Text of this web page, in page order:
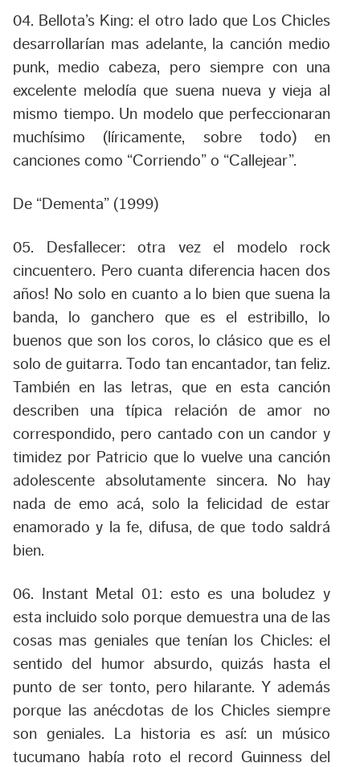
04. Bellota’s King: el otro lado que Los Chicles
desarrollarían mas adelante, la canción medio
punk, medio cabeza, pero siempre con una
excelente melodía que suena nueva y vieja al
mismo tiempo. Un modelo que perfeccionaran
muchísimo (líricamente, sobre todo) en
canciones como “Corriendo” o “Callejear”.
De “Dementa” (1999)
05. Desfallecer: otra vez el modelo rock
cincuentero. Pero cuanta diferencia hacen dos
años! No solo en cuanto a lo bien que suena la
banda, lo ganchero que es el estribillo, lo
buenos que son los coros, lo clásico que es el
solo de guitarra. Todo tan encantador, tan feliz.
También en las letras, que en esta canción
describen una típica relación de amor no
correspondido, pero cantado con un candor y
timidez por Patricio que lo vuelve una canción
adolescente absolutamente sincera. No hay
nada de emo acá, solo la felicidad de estar
enamorado y la fe, difusa, de que todo saldrá
bien.
06. Instant Metal 01: esto es una boludez y
esta incluido solo porque demuestra una de las
cosas mas geniales que tenían los Chicles: el
sentido del humor absurdo, quizás hasta el
punto de ser tonto, pero hilarante. Y además
porque las anécdotas de los Chicles siempre
son geniales. La historia es así: un músico
tucumano había roto el record Guinness del